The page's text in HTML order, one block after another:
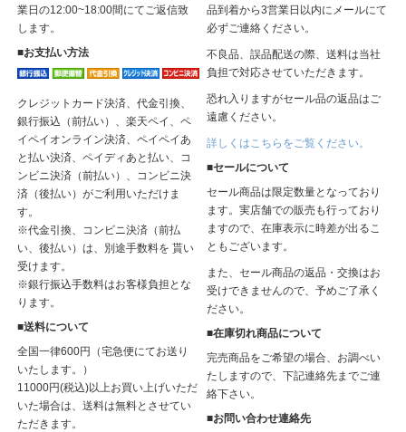
業日の12:00~18:00間にてご返信致
します。
■お支払い方法
クレジットカード決済、代金引換、
銀行振込（前払い）、楽天ペイ、ペ
イペイオンライン決済、ペイペイあ
と払い決済、ペイディあと払い、コ
ンビニ決済（前払い）、コンビニ決
済（後払い）がご利用いただけま
す。
※代金引換、コンビニ決済（前払
い、後払い）は、別途手数料を 貰い
受けます。
※銀行振込手数料はお客様負担とな
ります。
■送料について
全国一律600円（宅急便にてお送り
いたします。）
11000円(税込)以上お買い上げいただ
いた場合は、送料は無料とさせてい
ただきます。
品到着から3営業日以内にメールにて
必ずご連絡ください。
不良品、誤品配送の際、送料は当社
負担で対応させていただきます。
恐れ入りますがセール品の返品はご
遠慮ください。
詳しくはこちらをご覧ください。
■セールについて
セール商品は限定数量となっており
ます。実店舗での販売も行っており
ますので、在庫表示に時差が出るこ
ともございます。
また、セール商品の返品・交換はお
受けできませんので、予めご了承く
ださい。
■在庫切れ商品について
完売商品をご希望の場合、お調べい
たしますので、下記連絡先までご連
絡下さい。
■お問い合わせ連絡先